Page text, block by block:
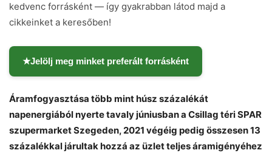
kedvenc forrásként — így gyakrabban látod majd a
cikkeinket a keresőben!
★Jelölj meg minket preferált forrásként
Áramfogyasztása több mint húsz százalékát
napenergiából nyerte tavaly júniusban a Csillag téri SPAR
szupermarket Szegeden, 2021 végéig pedig összesen 13
százalékkal járultak hozzá az üzlet teljes áramigényéhez